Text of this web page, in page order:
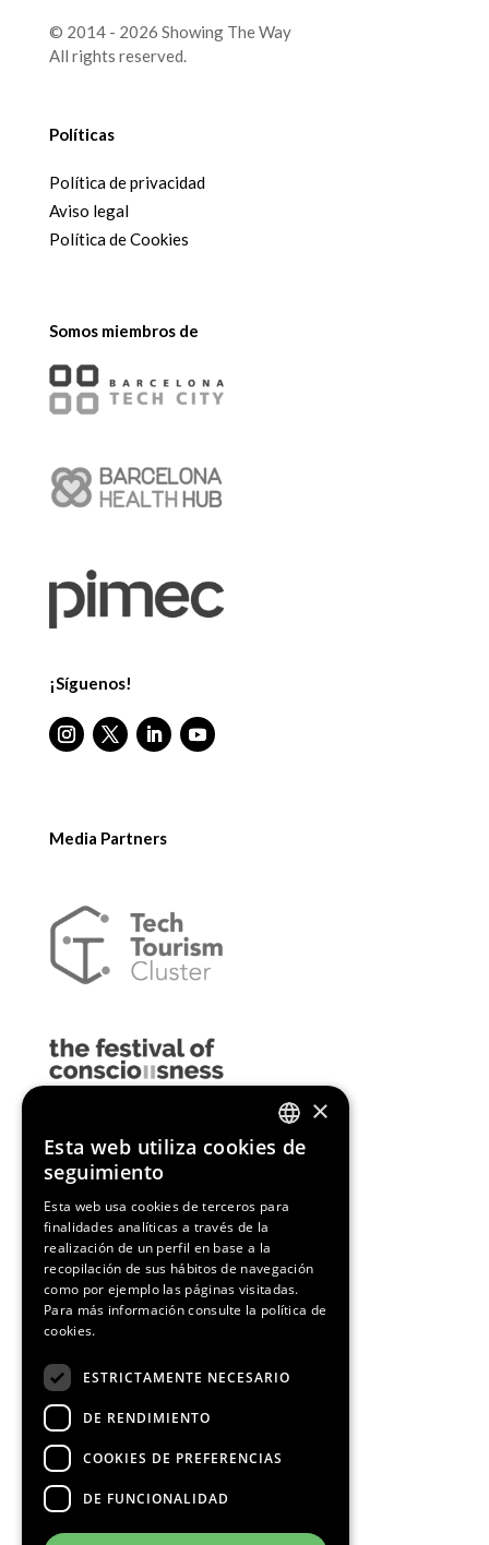
© 2014 - 2026 Showing The Way
All rights reserved.
Políticas
Política de privacidad
Aviso legal
Política de Cookies
Somos miembros de
¡Síguenos!
Media Partners
ENGLISH
×
Esta web utiliza cookies de
seguimiento
Esta web usa cookies de terceros para
finalidades analíticas a través de la
realización de un perfil en base a la
recopilación de sus hábitos de navegación
como por ejemplo las páginas visitadas.
Para más información consulte la política de
cookies.
ESTRICTAMENTE NECESARIO
DE RENDIMIENTO
COOKIES DE PREFERENCIAS
DE FUNCIONALIDAD